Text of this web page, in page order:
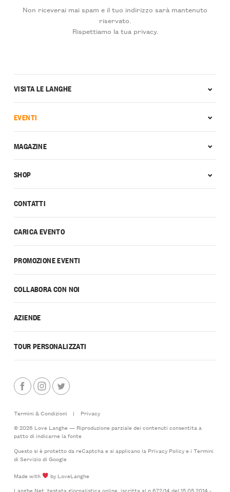
Non riceverai mai spam e il tuo indirizzo sarà mantenuto
riservato.
Rispettiamo la tua privacy.
CONTATTI
CARICA EVENTO
PROMOZIONE EVENTI
COLLABORA CON NOI
AZIENDE
TOUR PERSONALIZZATI
VISITA LE LANGHE
EVENTI
MAGAZINE
SHOP
Termini & Condizioni |
Privacy
© 2026 Love Langhe — Riproduzione parziale dei contenuti consentita a
patto di indicarne la fonte
Questo si è protetto da reCaptcha e si applicano la Privacy Policye i Termini
di Serviziodi Google
Made with
by LoveLanghe
Langhe.Net, testata giornalistica online, iscritta al n.672/14 del 15.05.2014 -